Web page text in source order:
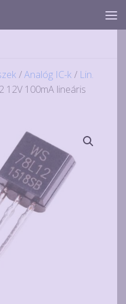
/Analóg IC-k / Lin.
12V 100mA lineáris